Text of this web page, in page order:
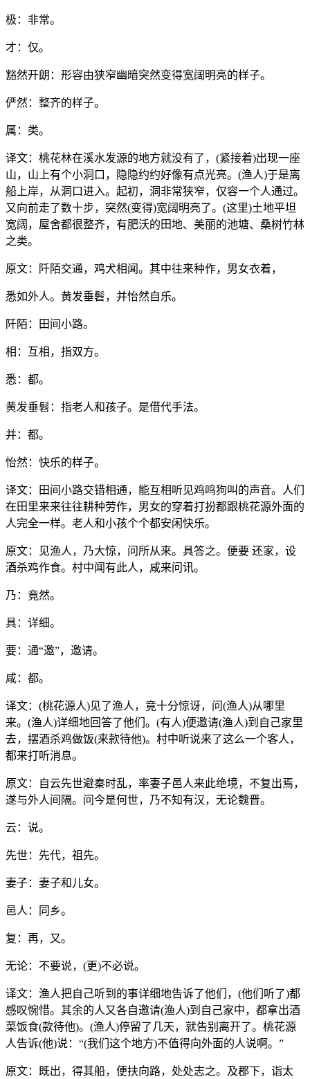
极：非常。
才：仅。
豁然开朗：形容由狭窄幽暗突然变得宽阔明亮的样子。
俨然：整齐的样子。
属：类。
译文：桃花林在溪水发源的地方就没有了，(紧接着)出现一座
山，山上有个小洞口，隐隐约约好像有点光亮。(渔人)于是离
船上岸，从洞口进入。起初，洞非常狭窄，仅容一个人通过。
又向前走了数十步，突然(变得)宽阔明亮了。(这里)土地平坦
宽阔，屋舍都很整齐，有肥沃的田地、美丽的池塘、桑树竹林
之类。
原文：阡陌交通，鸡犬相闻。其中往来种作，男女衣着，
悉如外人。黄发垂髫，并怡然自乐。
阡陌：田间小路。
相：互相，指双方。
悉：都。
黄发垂髫：指老人和孩子。是借代手法。
并：都。
怡然：快乐的样子。
译文：田间小路交错相通，能互相听见鸡鸣狗叫的声音。人们
在田里来来往往耕种劳作，男女的穿着打扮都跟桃花源外面的
人完全一样。老人和小孩个个都安闲快乐。
原文：见渔人，乃大惊，问所从来。具答之。便要 还家，设
酒杀鸡作食。村中闻有此人，咸来问讯。
乃：竟然。
具：详细。
要：通“邀”，邀请。
咸：都。
译文：(桃花源人)见了渔人，竟十分惊讶，问(渔人)从哪里
来。(渔人)详细地回答了他们。(有人)便邀请(渔人)到自己家里
去，摆酒杀鸡做饭(来款待他)。村中听说来了这么一个客人，
都来打听消息。
原文：自云先世避秦时乱，率妻子邑人来此绝境，不复出焉，
遂与外人间隔。问今是何世，乃不知有汉，无论魏晋。
云：说。
先世：先代，祖先。
妻子：妻子和儿女。
邑人：同乡。
复：再，又。
无论：不要说，(更)不必说。
译文：渔人把自己听到的事详细地告诉了他们，(他们听了)都
感叹惋惜。其余的人又各自邀请(渔人)到自己家中，都拿出酒
菜饭食(款待他)。(渔人)停留了几天，就告别离开了。桃花源
人告诉(他)说：“(我们这个地方)不值得向外面的人说啊。”
原文：既出，得其船，便扶向路，处处志之。及郡下，诣太